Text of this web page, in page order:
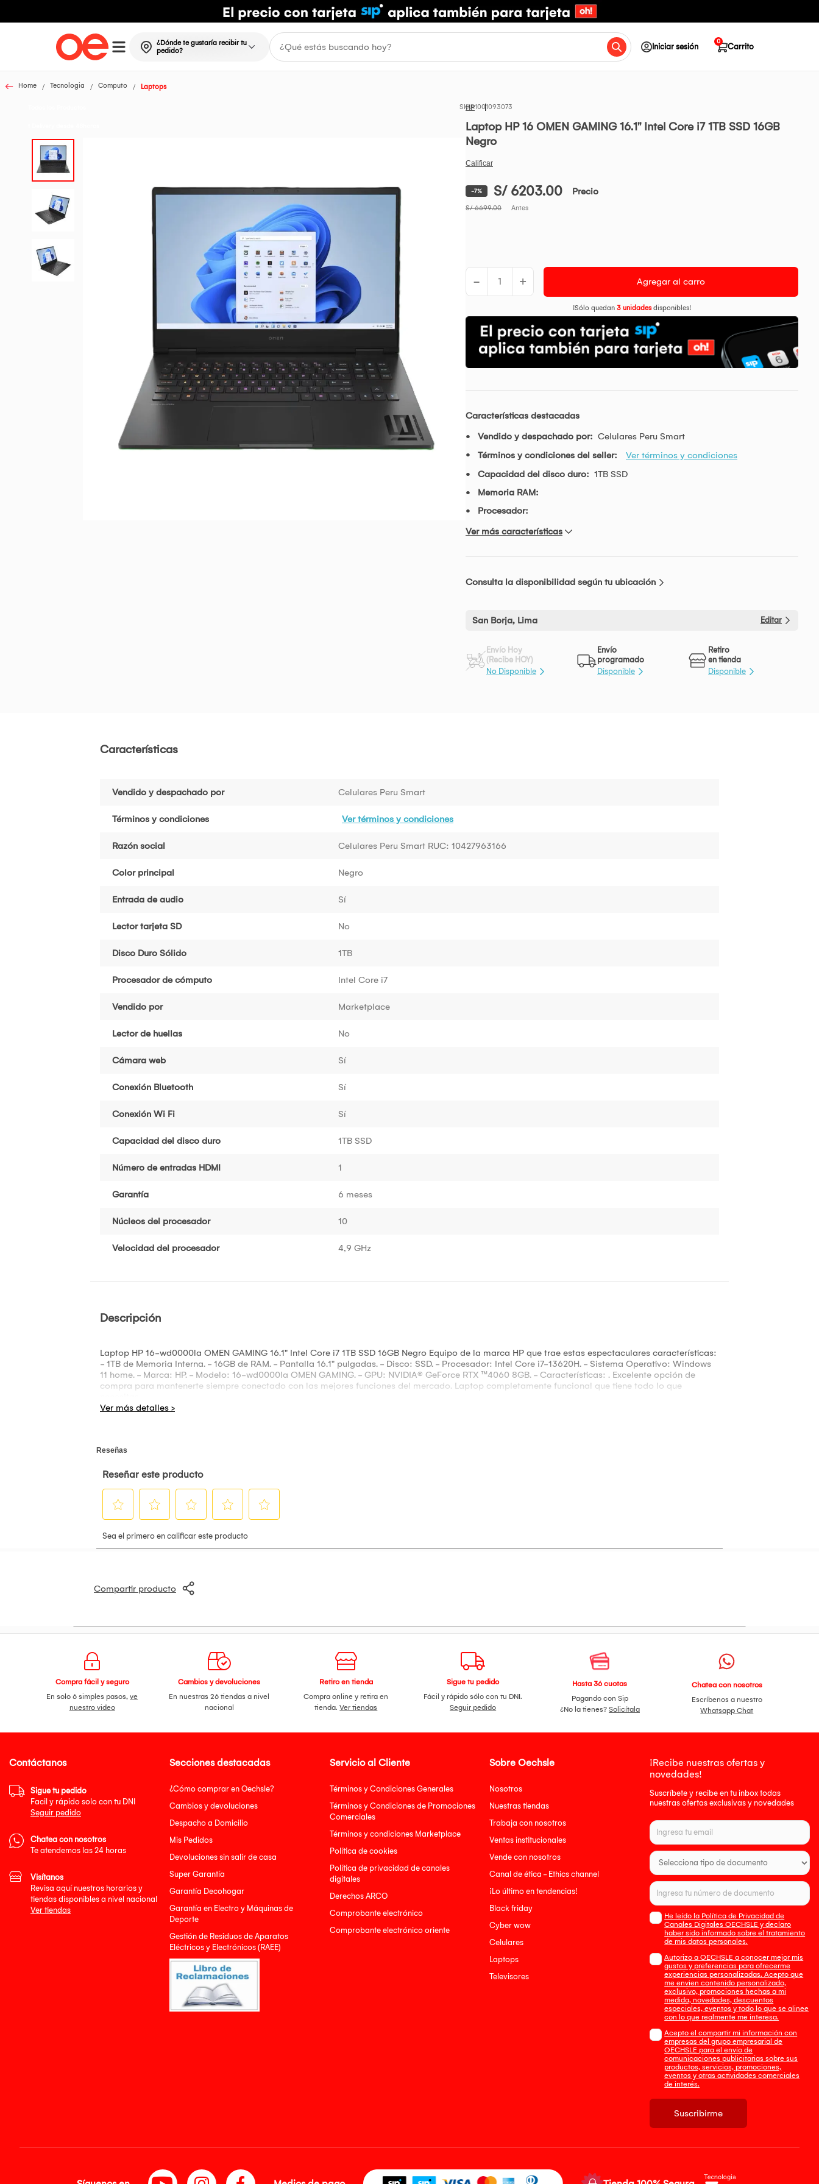
¿Dónde te gustaría recibir tu
pedido?
Iniciar sesión Carrito
0
Home Tecnologia Computo Laptops
HP1001093073
Laptop HP 16 OMEN GAMING 16.1" Intel Core i7 1TB SSD 16GB
Negro
-7% S/ 6203.00 Precio
S/ 6699.00 Antes
- + Agregar al carro
¡Sólo quedan 3 unidadesdisponibles!
Características destacadas
Vendido y despachado por: Celulares Peru Smart
Términos y condiciones del seller:
Ver términos y condiciones
Capacidad del disco duro: 1TB SSD
Memoria RAM:
Procesador:
Ver más características
Consulta la disponibilidad según tu ubicación
San Borja, Lima Editar
Envío Hoy
(Recibe HOY)
No Disponible
Envío
programado
Disponible
Retiro
en tienda
Disponible
Características
Vendido y despachado por Celulares Peru Smart
Términos y condiciones Ver términos y condiciones
Razón social Celulares Peru Smart RUC: 10427963166
Color principal Negro
Entrada de audio Sí
Lector tarjeta SD No
Disco Duro Sólido 1TB
Procesador de cómputo Intel Core i7
Vendido por Marketplace
Lector de huellas No
Cámara web Sí
Conexión Bluetooth Sí
Conexión Wi Fi Sí
Capacidad del disco duro 1TB SSD
Número de entradas HDMI 1
Garantía 6 meses
Núcleos del procesador 10
Velocidad del procesador 4,9 GHz
Descripción
Laptop HP 16-wd0000la OMEN GAMING 16.1" Intel Core i7 1TB SSD 16GB Negro Equipo de la marca HP que trae estas espectaculares características:
- 1TB de Memoria Interna. - 16GB de RAM. - Pantalla 16.1" pulgadas. - Disco: SSD. - Procesador: Intel Core i7-13620H. - Sistema Operativo: Windows
11 home. - Marca: HP. - Modelo: 16-wd0000la OMEN GAMING. - GPU: NVIDIA® GeForce RTX ™4060 8GB. - Características: . Excelente opción de
compra para mantenerte siempre conectado con las mejores funciones del mercado. Laptop completamente funcional que tiene todo lo que
Compartir producto
Compra fácil y seguro
En solo 6 simples pasos,ve
nuestro video
Cambios y devoluciones
En nuestras 26 tiendas a nivel
nacional
Retiro en tienda
Compra online y retira en
tienda.Ver tiendas
Sigue tu pedido
Fácil y rápido sólo con tu DNI.
Seguir pedido
Hasta 36 cuotas
Pagando con Sip
¿No la tienes? Solicítala
Chatea con nosotros
Escríbenos a nuestro
Whatsapp Chat
Secciones destacadas
¿Cómo comprar en Oechsle?
Cambios y devoluciones
Despacho a Domicilio
Mis Pedidos
Devoluciones sin salir de casa
Super Garantía
Garantía Decohogar
Garantía en Electro y Máquinas de
Deporte
Gestión de Residuos de Aparatos
Eléctricos y Electrónicos (RAEE)
Servicio al Cliente
Términos y Condiciones Generales
Términos y Condiciones de Promociones
Comerciales
Términos y condiciones Marketplace
Política de cookies
Política de privacidad de canales
digitales
Derechos ARCO
Comprobante electrónico
Comprobante electrónico oriente
Sobre Oechsle
Nosotros
Nuestras tiendas
Trabaja con nosotros
Ventas institucionales
Vende con nosotros
Canal de ética - Ethics channel
¡Lo último en tendencias!
Black friday
Cyber wow
Celulares
Laptops
Televisores
¡Recibe nuestras ofertas y
novedades!
Suscríbete y recibe en tu inbox todas
nuestras ofertas exclusivas y novedades
He leído la Política de Privacidad de
Canales Digitales OECHSLE y declaro
haber sido informado sobre el tratamiento
de mis datos personales.
Autorizo a OECHSLE a conocer mejor mis
gustos y preferencias para ofrecerme
experiencias personalizadas. Acepto que
me envien contenido personalizado,
exclusivo, promociones hechas a mi
medida, novedades, descuentos
especiales, eventos y todo lo que se alinee
con lo que realmente me interesa.
Acepto el compartir mi información con
empresas del grupo empresarial de
OECHSLE para el envío de
comunicaciones publicitarias sobre sus
productos, servicios, promociones,
eventos y otras actividades comerciales
de interés.
Suscribirme
Contáctanos
Sigue tu pedido
Facil y rápido solo con tu DNI
Seguir pedido
Chatea con nosotros
Te atendemos las 24 horas
Visítanos
Revisa aquí nuestros horarios y
tiendas disponibles a nivel nacional
Ver tiendas